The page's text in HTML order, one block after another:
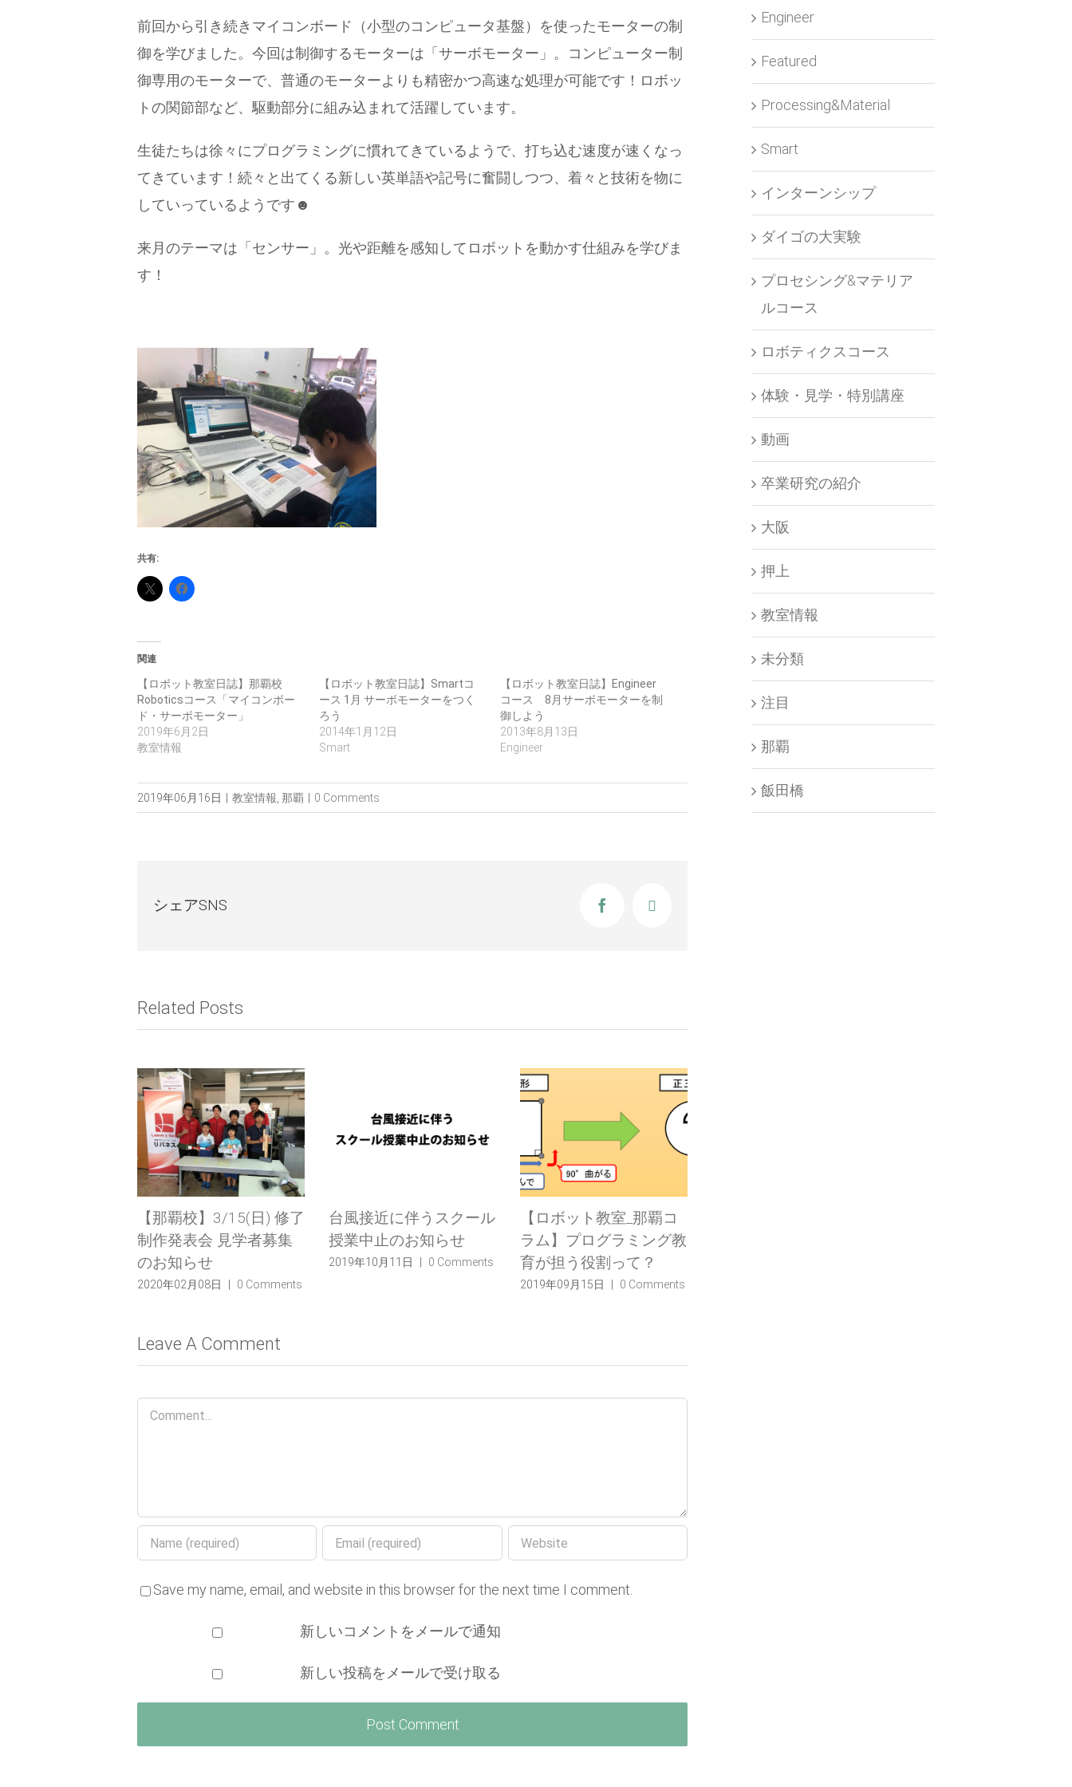
前回から引き続きマイコンボード（小型のコンピュータ基盤）を使ったモーターの制
御を学びました。今回は制御するモーターは「サーボモーター」。コンピューター制
御専用のモーターで、普通のモーターよりも精密かつ高速な処理が可能です！ロボッ
トの関節部など、駆動部分に組み込まれて活躍しています。
生徒たちは徐々にプログラミングに慣れてきているようで、打ち込む速度が速くなっ
てきています！続々と出てくる新しい英単語や記号に奮闘しつつ、着々と技術を物に
していっているようです☻
来月のテーマは「センサー」。光や距離を感知してロボットを動かす仕組みを学びま
す！
共有:
関連
【ロボット教室日誌】那覇校
Roboticsコース「マイコンボー
ド・サーボモーター」
2019年6月2日
教室情報
【ロボット教室日誌】Smartコ
ース 1月 サーボモーターをつく
ろう
2014年1月12日
Smart
【ロボット教室日誌】Engineer
コース 8月サーボモーターを制
御しよう
2013年8月13日
Engineer
2019年06月16日 | 教室情報 那覇 | 0 Comments
シェアSNS Facebook
X
Related Posts
【那覇校】3/15(日) 修了
制作発表会 見学者募集
のお知らせ
2020年02月08日 0 Comments
台風接近に伴うスクール
授業中止のお知らせ
2019年10月11日 0 Comments
【ロボット教室_那覇コ
ラム】プログラミング教
育が担う役割って？
2019年09月15日 0 Comments
Leave A Comment
Comment
Save my name, email, and website in this browser for the next time I comment.
新しいコメントをメールで通知
新しい投稿をメールで受け取る
Engineer
Featured
Processing&Material
Smart
インターンシップ
ダイゴの大実験
プロセシング&マテリア
ルコース
ロボティクスコース
体験・見学・特別講座
動画
卒業研究の紹介
大阪
押上
教室情報
未分類
注目
那覇
飯田橋